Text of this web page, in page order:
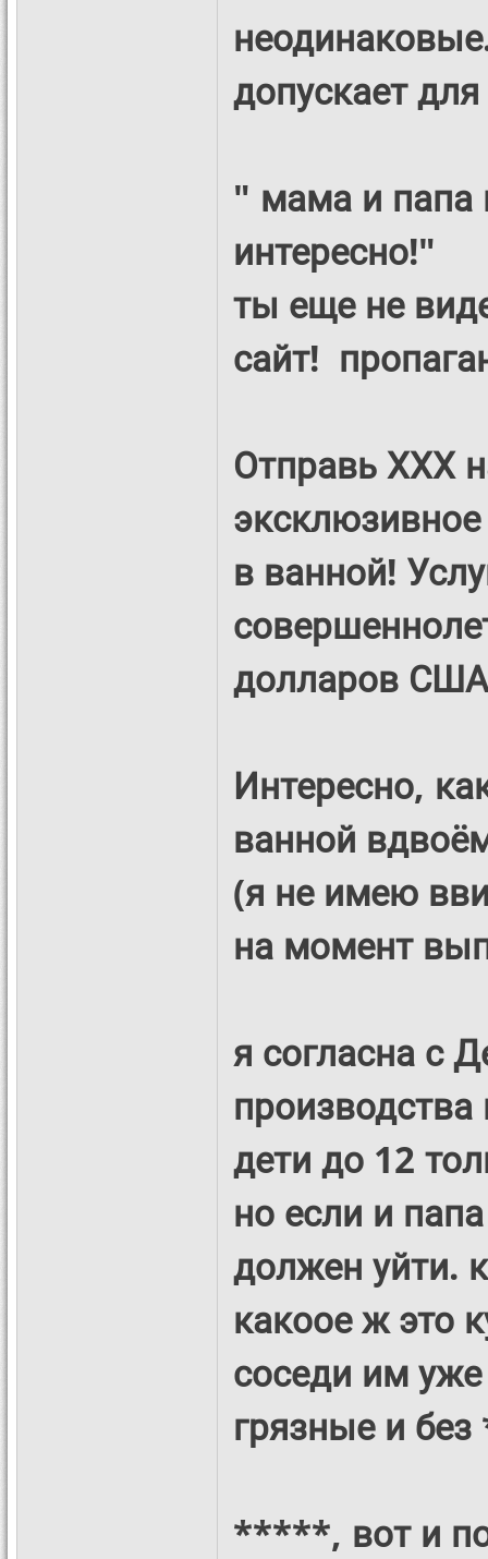
допускает
" мама и папа
интересно!"
ты еще не
сайт!
Отправь ХХХ
в ванной!
долларов
Интересно,
ванной
(я не имею
на момент
я согласна с
дети до 12
но если и
должен уйти.
какоое ж это
соседи им
грязные и
*****, вот и